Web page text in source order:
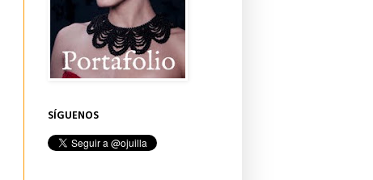
SÍGUENOS